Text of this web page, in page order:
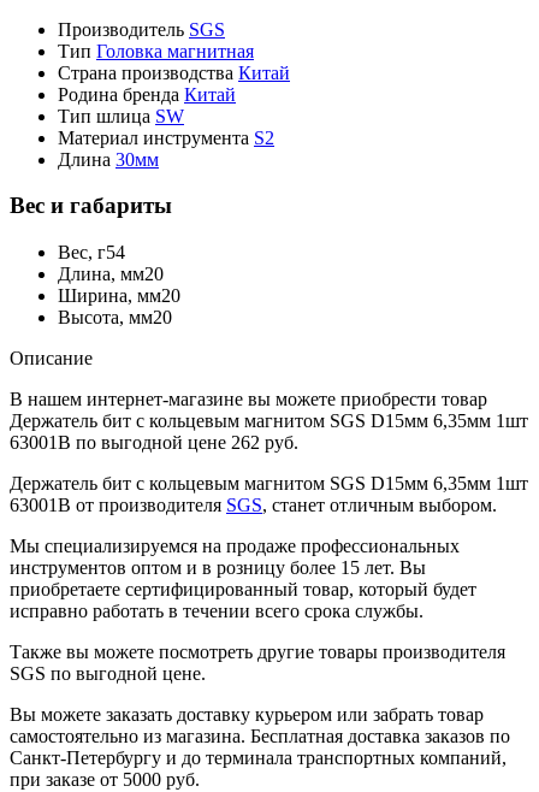
Производитель SGS
Тип Головка магнитная
Страна производства Китай
Родина бренда Китай
Тип шлица SW
Материал инструмента S2
Длина 30мм
Вес и габариты
Вес, г54
Длина, мм20
Ширина, мм20
Высота, мм20
Описание
В нашем интернет-магазине вы можете приобрести товар
Держатель бит с кольцевым магнитом SGS D15мм 6,35мм 1шт
63001B по выгодной цене 262 руб.
Держатель бит с кольцевым магнитом SGS D15мм 6,35мм 1шт
63001B от производителя SGS, станет отличным выбором.
Мы специализируемся на продаже профессиональных
инструментов оптом и в розницу более 15 лет. Вы
приобретаете сертифицированный товар, который будет
исправно работать в течении всего срока службы.
Также вы можете посмотреть другие товары производителя
SGS по выгодной цене.
Вы можете заказать доставку курьером или забрать товар
самостоятельно из магазина. Бесплатная доставка заказов по
Санкт-Петербургу и до терминала транспортных компаний,
при заказе от 5000 руб.